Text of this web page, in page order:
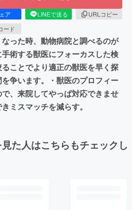
ア LINEで送る
URLコピー
ード
なった時、動物病院と調べるのが
術する獣医にフォーカスした検
ことでより適正の獣医を早く探
争います。・獣医のプロフィー
、来院してやっぱ対応できませ
ミスマッチを減らす。
た人はこちらもチェックし